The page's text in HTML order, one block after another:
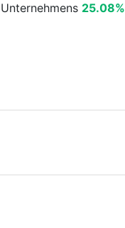
25.08%